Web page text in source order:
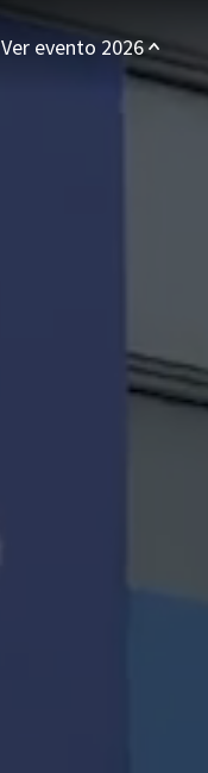
Ver evento 2026